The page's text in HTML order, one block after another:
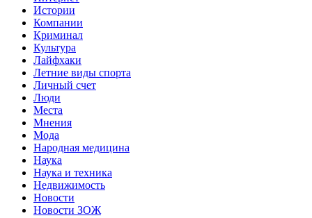
Истории
Компании
Криминал
Культура
Лайфхаки
Летние виды спорта
Личный счет
Люди
Места
Мнения
Мода
Народная медицина
Наука
Наука и техника
Недвижимость
Новости
Новости ЗОЖ